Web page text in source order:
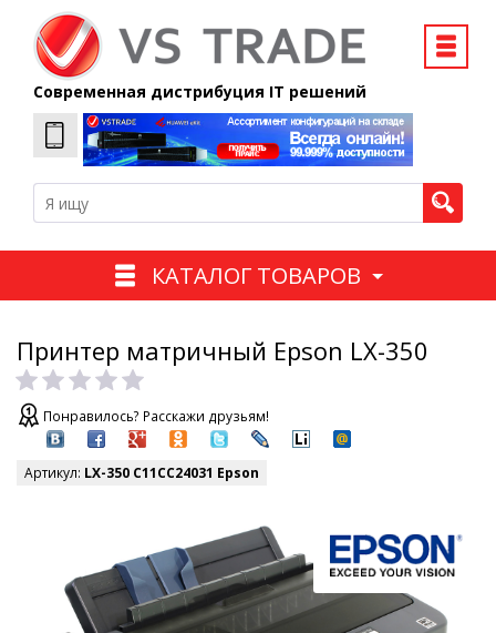
Современная дистрибуция IT решений
КАТАЛОГ ТОВАРОВ
Принтер матричный Epson LX-350
Понравилось? Расскажи друзьям!
Артикул: LX-350 C11CC24031 Epson